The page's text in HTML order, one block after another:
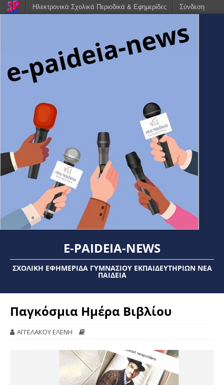
E-PAIDEIA-NEWS
ΣΧΟΛΙΚΉ ΕΦΗΜΕΡΊΔΑ ΓΥΜΝΑΣΊΟΥ ΕΚΠΑΙΔΕΥΤΗΡΊΩΝ ΝΈΑ
ΠΑΙΔΕΊΑ
Παγκόσμια Ημέρα Βιβλίου
ΑΓΓΕΛΑΚΟΥ ΕΛΕΝΗ
Ηλεκτρονικά Σχολικά Περιοδικά & Εφημερίδες Σύνδεση